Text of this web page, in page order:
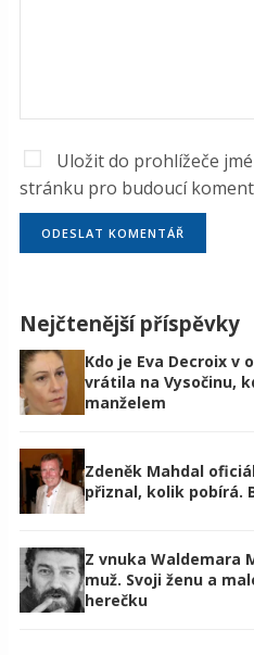
Uložit do prohlížeče
stránku pro budoucí
Nejčtenější příspěvky
Kdo je Eva Decroix v
vrátila na Vysočinu,
manželem
Zdeněk Mahdal
přiznal, kolik pobírá.
Z vnuka Waldemara
muž. Svoji ženu a
herečku